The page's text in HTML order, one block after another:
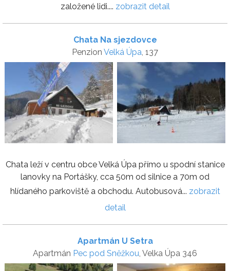
založené lidi.... zobrazit detail
Chata Na sjezdovce
Penzion Velká Úpa, 137
Chata leží v centru obce Velká Úpa přímo u spodní stanice
lanovky na Portášky, cca 50m od silnice a 70m od
hlídaného parkoviště a obchodu. Autobusová... zobrazit
detail
Apartmán U Setra
Apartmán Pec pod Sněžkou, Velka Úpa 346